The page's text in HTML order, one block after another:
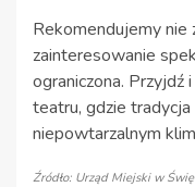
Rekomendujemy nie
zainteresowanie
ograniczona. Przyjdź
teatru, gdzie
niepowtarzalnym
Źródło: Urząd Miejski w